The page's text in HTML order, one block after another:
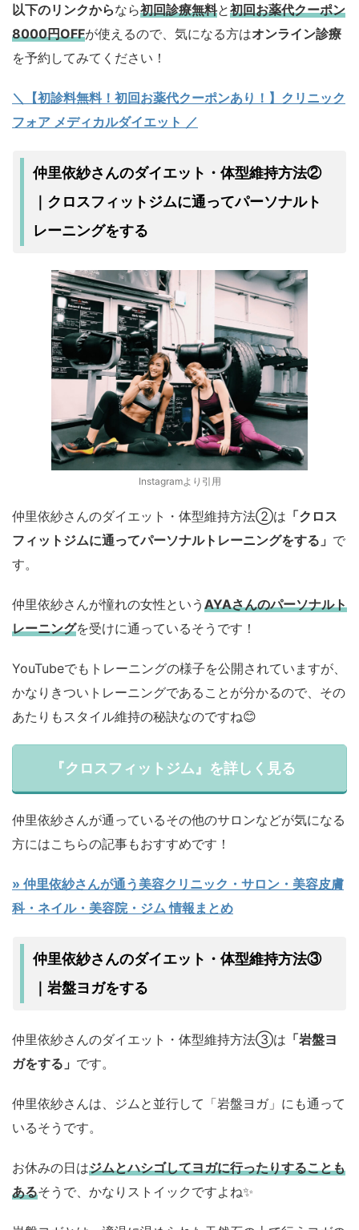
以下のリンクからなら初回診療無料と初回お薬代クーポン
8000円OFFが使えるので、気になる方はオンライン診療
を予約してみてください！
＼【初診料無料！初回お薬代クーポンあり！】クリニック
フォア メディカルダイエット ／
仲里依紗さんのダイエット・体型維持方法②
クロスフィットジムに通ってパーソナルト
レーニングをする
Instagramより引用
仲里依紗さんのダイエット・体型維持方法②は 「クロス
フィットジムに通ってパーソナルトレーニングをする」 で
す。
仲里依紗さんが憧れの女性という AYAさんのパーソナルト
レーニングを受けに通っているそうです！
YouTubeでもトレーニングの様子を公開されていますが、
かなりきついトレーニングであることが分かるので、その
あたりもスタイル維持の秘訣なのですね😊
『クロスフィットジム』を詳しく見る
仲里依紗さんが通っているその他のサロンなどが気になる
方にはこちらの記事もおすすめです！
» 仲里依紗さんが通う美容クリニック・サロン・美容皮膚
科・ネイル・美容院・ジム 情報まとめ
仲里依紗さんのダイエット・体型維持方法③
｜岩盤ヨガをする
仲里依紗さんのダイエット・体型維持方法③は 「岩盤ヨ
ガをする」 です。
仲里依紗さんは、ジムと並行して「岩盤ヨガ」にも通って
いるそうです。
お休みの日はジムとハシゴしてヨガに行ったりすることも
あるそうで、かなりストイックですよね✨